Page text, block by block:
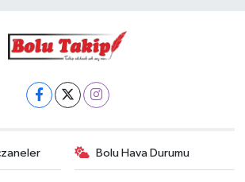
Bolu Hava Durumu